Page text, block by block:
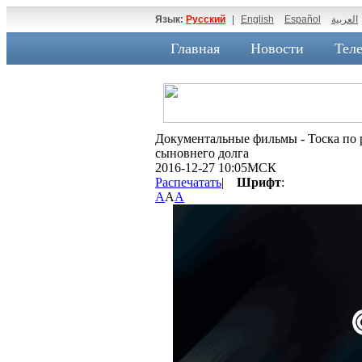
Язык: Русский English Español العربية
Главная Новости
Документальные фильмы - Тоска по
сыновнего долга
2016-12-27 10:05МСК
Распечатать| Шрифт:
AAA